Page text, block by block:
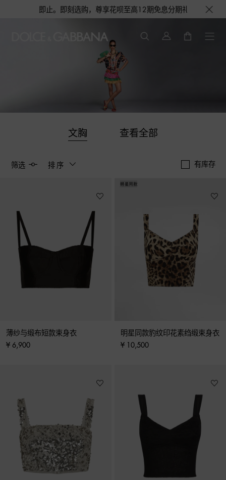
完即止。即刻选购，尊享花呗至高12期免息分期礼遇，下单即赠
文胸 查看全部
筛选 排序 有库存
薄纱与缎布短款束身衣
¥ 6,900
明星同款豹纹印花素绉缎束身衣
¥ 10,500